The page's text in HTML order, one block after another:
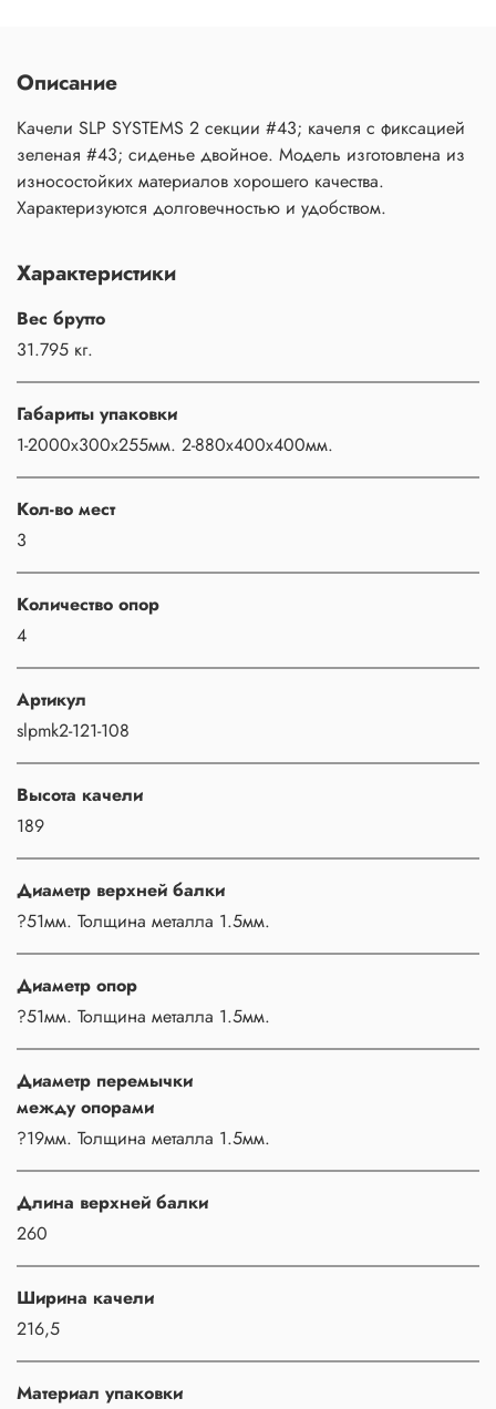
Описание
Качели SLP SYSTEMS 2 секции #43; качеля с фиксацией
зеленая #43; сиденье двойное. Модель изготовлена из
износостойких материалов хорошего качества.
Характеризуются долговечностью и удобством.
Характеристики
Вес брутто
31.795 кг.
Габариты упаковки
1-2000х300х255мм. 2-880х400х400мм.
Кол-во мест
3
Количество опор
4
Артикул
slpmk2-121-108
Высота качели
189
Диаметр верхней балки
?51мм. Толщина металла 1.5мм.
Диаметр опор
?51мм. Толщина металла 1.5мм.
Диаметр перемычки
между опорами
?19мм. Толщина металла 1.5мм.
Длина верхней балки
260
Ширина качели
216,5
Материал упаковки